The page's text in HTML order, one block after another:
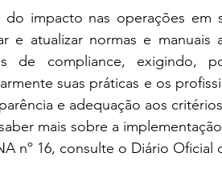
do impacto nas operações em
e atualizar normas e
de compliance, exigindo,
suas práticas e os
e adequação aos
mais sobre a
nº 16, consulte o Diário Oficial